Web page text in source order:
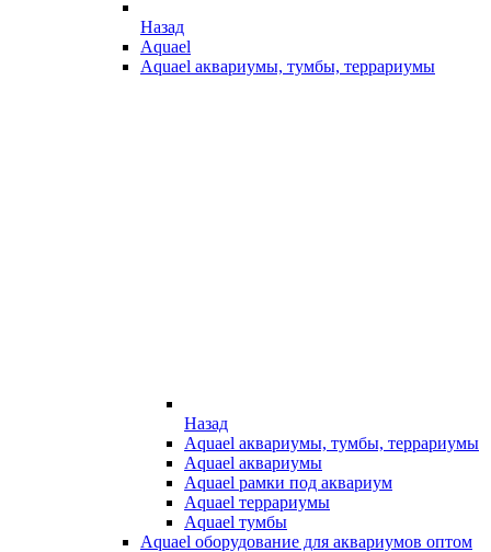
Назад
Aquael
Aquael аквариумы, тумбы, террариумы
Назад
Aquael аквариумы, тумбы, террариумы
Aquael аквариумы
Aquael рамки под аквариум
Aquael террариумы
Aquael тумбы
Aquael оборудование для аквариумов оптом